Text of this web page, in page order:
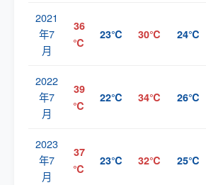
2021
年7
月
36
℃
23℃ 30℃ 24℃
2022
年7
月
39
℃
22℃ 34℃ 26℃
2023
年7
月
37
℃
23℃ 32℃ 25℃